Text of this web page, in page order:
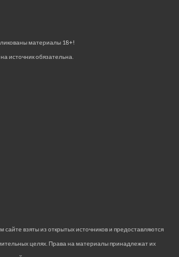
материалы 18+!
источник обязательна.
взяты из открытых источников и предоставляются
целях. Права на материалы принадлежат их